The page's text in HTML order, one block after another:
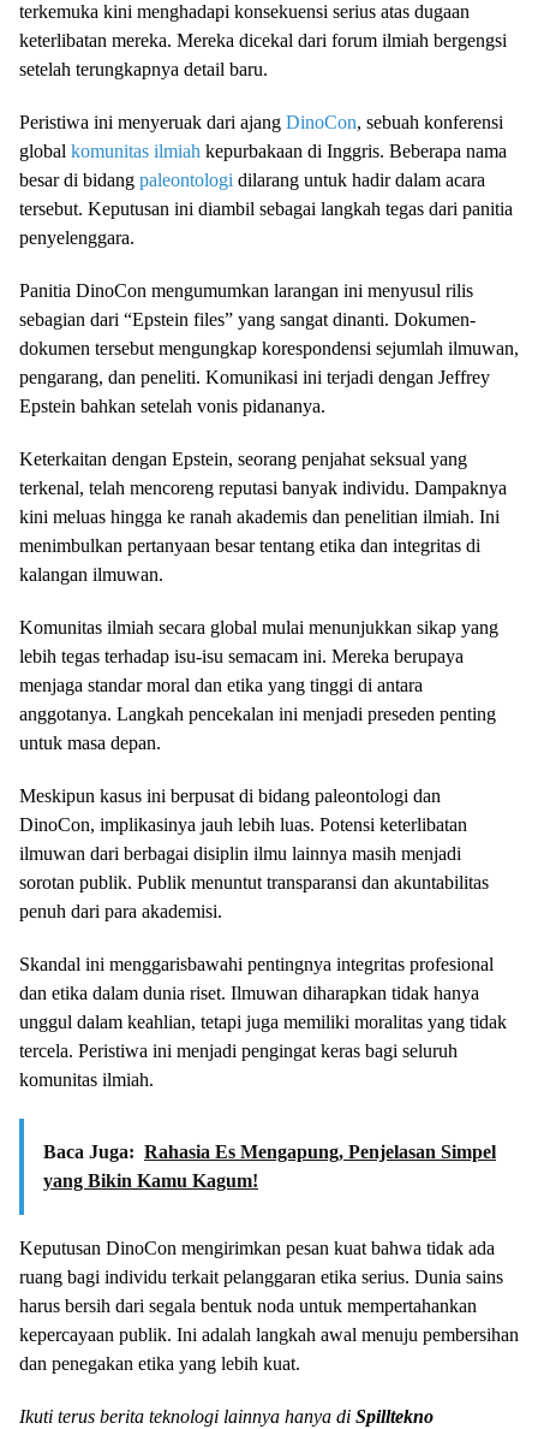
terkemuka kini menghadapi konsekuensi serius atas dugaan
keterlibatan mereka. Mereka dicekal dari forum ilmiah bergengsi
setelah terungkapnya detail baru.
Peristiwa ini menyeruak dari ajang DinoCon, sebuah konferensi
global komunitas ilmiah kepurbakaan di Inggris. Beberapa nama
besar di bidang paleontologi dilarang untuk hadir dalam acara
tersebut. Keputusan ini diambil sebagai langkah tegas dari panitia
penyelenggara.
Panitia DinoCon mengumumkan larangan ini menyusul rilis
sebagian dari “Epstein files” yang sangat dinanti. Dokumen-
dokumen tersebut mengungkap korespondensi sejumlah ilmuwan,
pengarang, dan peneliti. Komunikasi ini terjadi dengan Jeffrey
Epstein bahkan setelah vonis pidananya.
Keterkaitan dengan Epstein, seorang penjahat seksual yang
terkenal, telah mencoreng reputasi banyak individu. Dampaknya
kini meluas hingga ke ranah akademis dan penelitian ilmiah. Ini
menimbulkan pertanyaan besar tentang etika dan integritas di
kalangan ilmuwan.
Komunitas ilmiah secara global mulai menunjukkan sikap yang
lebih tegas terhadap isu-isu semacam ini. Mereka berupaya
menjaga standar moral dan etika yang tinggi di antara
anggotanya. Langkah pencekalan ini menjadi preseden penting
untuk masa depan.
Meskipun kasus ini berpusat di bidang paleontologi dan
DinoCon, implikasinya jauh lebih luas. Potensi keterlibatan
ilmuwan dari berbagai disiplin ilmu lainnya masih menjadi
sorotan publik. Publik menuntut transparansi dan akuntabilitas
penuh dari para akademisi.
Skandal ini menggarisbawahi pentingnya integritas profesional
dan etika dalam dunia riset. Ilmuwan diharapkan tidak hanya
unggul dalam keahlian, tetapi juga memiliki moralitas yang tidak
tercela. Peristiwa ini menjadi pengingat keras bagi seluruh
komunitas ilmiah.
Baca Juga: Rahasia Es Mengapung, Penjelasan Simpel
yang Bikin Kamu Kagum!
Keputusan DinoCon mengirimkan pesan kuat bahwa tidak ada
ruang bagi individu terkait pelanggaran etika serius. Dunia sains
harus bersih dari segala bentuk noda untuk mempertahankan
kepercayaan publik. Ini adalah langkah awal menuju pembersihan
dan penegakan etika yang lebih kuat.
Ikuti terus berita teknologi lainnya hanya di Spilltekno